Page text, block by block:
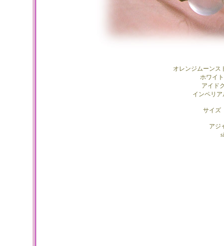
オレンジムーン
ホワイ
アイド
インペリ
サイズ
アジ